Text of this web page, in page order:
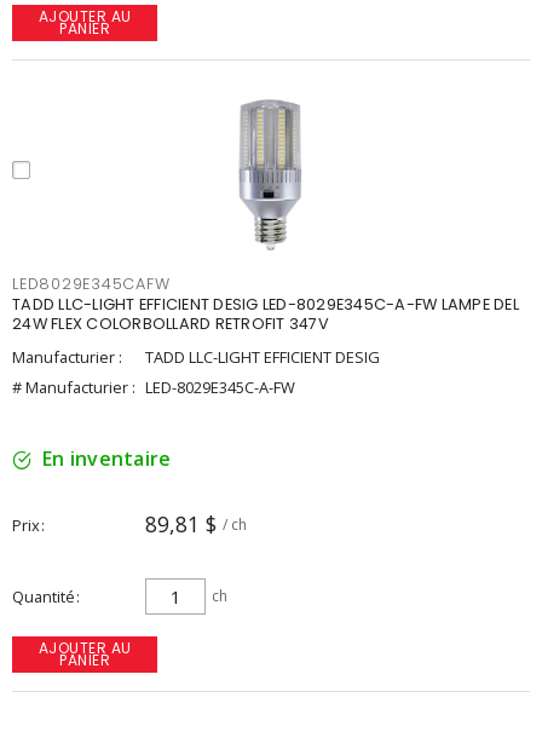
AJOUTER AU
PANIER
LED8029E345CAFW
TADD LLC-LIGHT EFFICIENT DESIG LED-8029E345C-A-FW LAMPE DEL
24W FLEX COLORBOLLARD RETROFIT 347V
Manufacturier :
TADD LLC-LIGHT EFFICIENT DESIG
# Manufacturier : LED-8029E345C-A-FW
En inventaire
Prix 89,81 $ / ch
Quantité ch
AJOUTER AU
PANIER